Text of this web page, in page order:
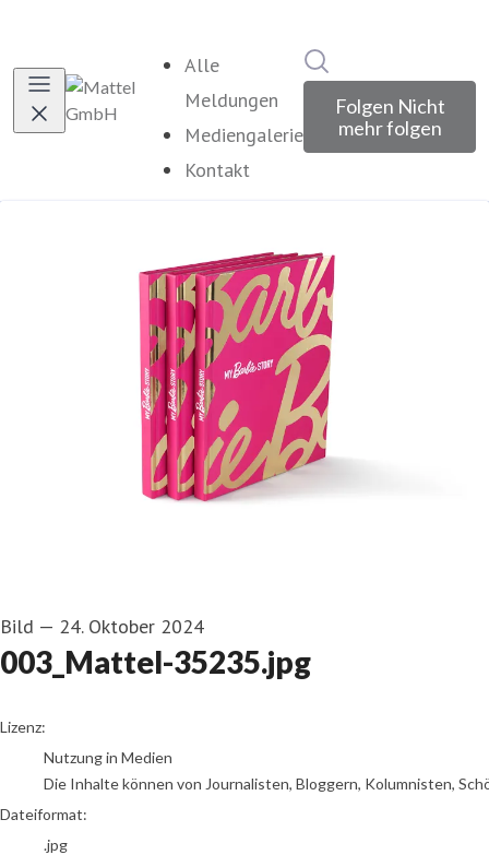
Alle
Meldungen
Mediengalerie
Kontakt
Folgen Nicht
mehr folgen
Bild — 24. Oktober 2024
003_Mattel-35235.jpg
go to media item
Lizenz:
Nutzung in Medien
Die Inhalte können von Journalisten, Bloggern, Kolumnisten,
Dateiformat:
.jpg